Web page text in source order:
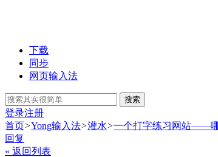
下载
同步
网页输入法
搜索
登录注册
首页>Yong输入法>灌水>一个打字练习网站——
回复
« 返回列表